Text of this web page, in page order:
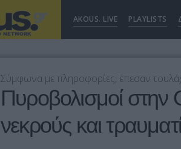
AKOUS. LIVE PLAYLISTS
Σύμφωνα με πληροφορίες, έπεσαν
Πυροβολισμοί
νεκρούς και